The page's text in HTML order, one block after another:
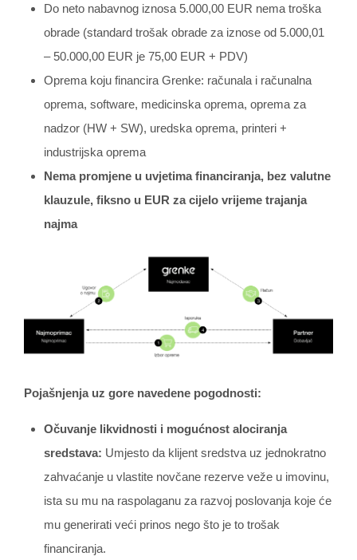
Do neto nabavnog iznosa 5.000,00 EUR nema troška
obrade (standard trošak obrade za iznose od 5.000,01
– 50.000,00 EUR je 75,00 EUR + PDV)
Oprema koju financira Grenke: računala i računalna
oprema, software, medicinska oprema, oprema za
nadzor (HW + SW), uredska oprema, printeri +
industrijska oprema
Nema promjene u uvjetima financiranja, bez valutne
klauzule, fiksno u EUR za cijelo vrijeme trajanja
najma
Pojašnjenja uz gore navedene pogodnosti:
Očuvanje likvidnosti i mogućnost alociranja
sredstava: Umjesto da klijent sredstva uz jednokratno
zahvaćanje u vlastite novčane rezerve veže u imovinu,
ista su mu na raspolaganu za razvoj poslovanja koje će
mu generirati veći prinos nego što je to trošak
financiranja.